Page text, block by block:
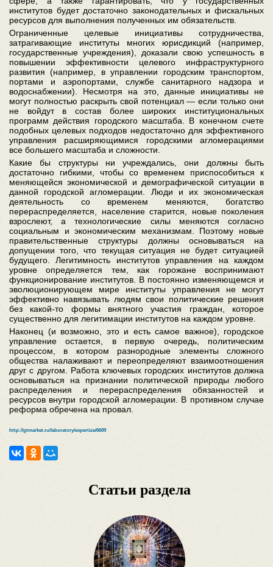
институтов будет достаточно законодательных и фискальных
ресурсов для выполнения полученных им обязательств.
Ограниченные целевые инициативы сотрудничества,
затрагивающие институты многих юрисдикций (например,
государственные учреждения), доказали свою успешность в
повышении эффективности целевого инфраструктурного
развития (например, в управлении городским транспортом,
портами и аэропортами, службе санитарного надзора и
водоснабжении). Несмотря на это, данные инициативы не
могут полностью раскрыть свой потенциал — если только они
не войдут в состав более широких институциональных
программ действия городского масштаба. В конечном счете
подобных целевых подходов недостаточно для эффективного
управления расширяющимися городскими агломерациями
все большего масштаба и сложности.
Какие бы структуры ни учреждались, они должны быть
достаточно гибкими, чтобы со временем приспособиться к
меняющейся экономической и демографической ситуации в
данной городской агломерации. Люди и их экономическая
деятельность со временем меняются, богатство
перераспределяется, население старится, новые поколения
взрослеют, а технологические силы меняются согласно
социальным и экономическим механизмам. Поэтому новые
правительственные структуры должны основываться на
допущении того, что текущая ситуация не будет ситуацией
будущего. Легитимность институтов управления на каждом
уровне определяется тем, как горожане воспринимают
функционирование институтов. В постоянно изменяющемся и
эволюционирующем мире институты управления не могут
эффективно навязывать людям свои политические решения
без какой-то формы внятного участия граждан, которое
существенно для легитимации институтов на каждом уровне.
Наконец (и возможно, это и есть самое важное), городское
управление остается, в первую очередь, политическим
процессом, в котором разнородные элементы сложного
общества налаживают и переопределяют взаимоотношения
друг с другом. Работа ключевых городских институтов должна
основываться на признании политической природы любого
распределения и перераспределения обязанностей и
ресурсов внутри городской агломерации. В противном случае
реформа обречена на провал.
http://gtmarket.ru/laboratory/expertize/6609
Статьи раздела